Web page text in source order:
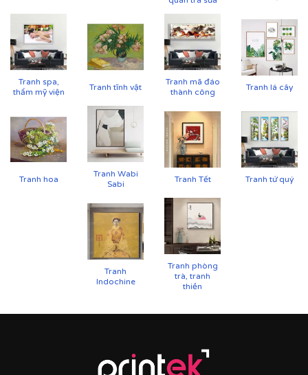
Tranh spa,
thẩm mỹ viện
Tranh tĩnh vật
Tranh mã đáo
thành công
Tranh lá cây
Tranh hoa
Tranh Wabi
Sabi
Tranh Tết Tranh tứ quý
Tranh
Indochine
Tranh phòng
trà, tranh
thiền